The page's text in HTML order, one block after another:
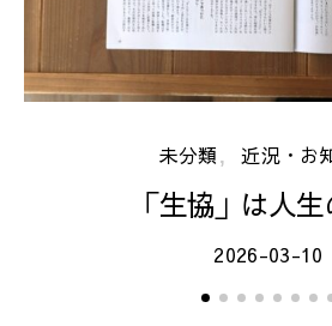
未分類 近況・お
「生協」は人
2026-03-10